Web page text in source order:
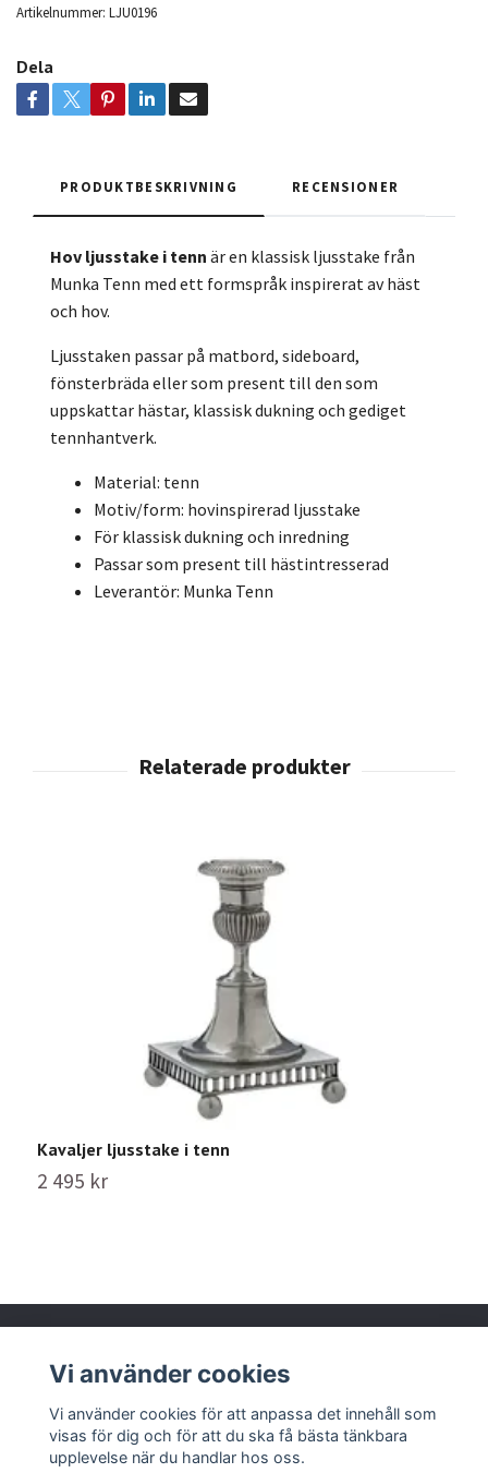
Artikelnummer: LJU0196
Dela
PRODUKTBESKRIVNING RECENSIONER
Hov ljusstake i tenn är en klassisk ljusstake från
Munka Tenn med ett formspråk inspirerat av häst
och hov.
Ljusstaken passar på matbord, sideboard,
fönsterbräda eller som present till den som
uppskattar hästar, klassisk dukning och gediget
tennhantverk.
Material: tenn
Motiv/form: hovinspirerad ljusstake
För klassisk dukning och inredning
Passar som present till hästintresserad
Leverantör: Munka Tenn
Kavaljer ljusstake i tenn
2 495 kr
Läs mer
Vi använder cookies
Vi använder cookies för att anpassa det innehåll som
visas för dig och för att du ska få bästa tänkbara
upplevelse när du handlar hos oss.